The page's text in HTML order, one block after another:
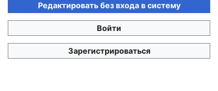
J2MEdia
Политика конфиденциальности Настольная версия
Редактировать без входа в систему
Войти
Зарегистрироваться